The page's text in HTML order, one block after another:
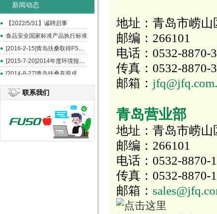
新闻动态
【2022/5/31】诚聘启事
食品安全国家标准产品执行标准
[2016-2-15]青岛扶桑取得FSSC和ISO22000认证
[2015-7-20]2014年度环境报告书
联系我们
地址：青岛市崂山
邮编：266101
电话：0532-8870-
传真：0532-8870-
邮箱：
青岛营业部
地址：青岛市崂山
邮编：266101
电话：0532-8870-
传真：0532-8870-
邮箱：